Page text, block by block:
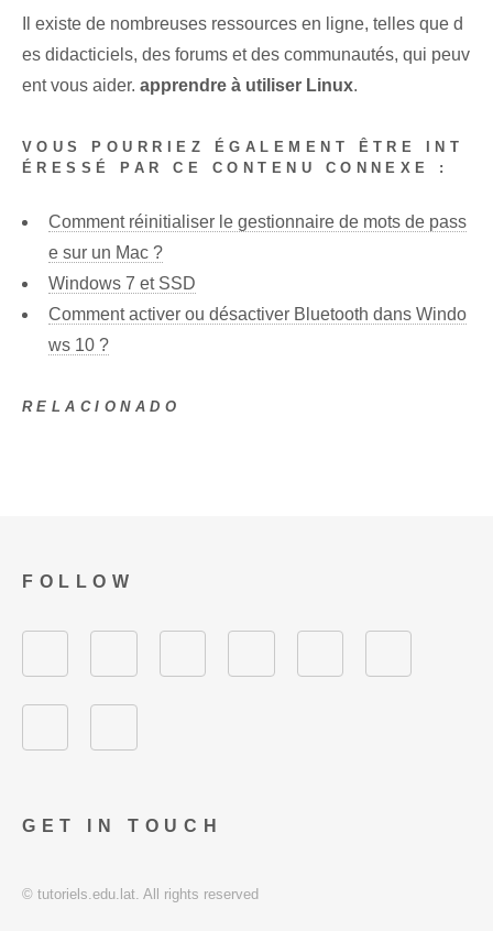
Il existe de nombreuses ressources en ligne, telles que d
es didacticiels, des forums et des communautés, qui peuv
ent vous aider. apprendre à utiliser Linux.
VOUS POURRIEZ ÉGALEMENT ÊTRE INT
ÉRESSÉ PAR CE CONTENU CONNEXE :
Comment réinitialiser le gestionnaire de mots de pass
e sur un Mac ?
Windows 7 et SSD
Comment activer ou désactiver Bluetooth dans Windo
ws 10 ?
RELACIONADO
GET IN TOUCH
FOLLOW
© tutoriels.edu.lat. All rights reserved